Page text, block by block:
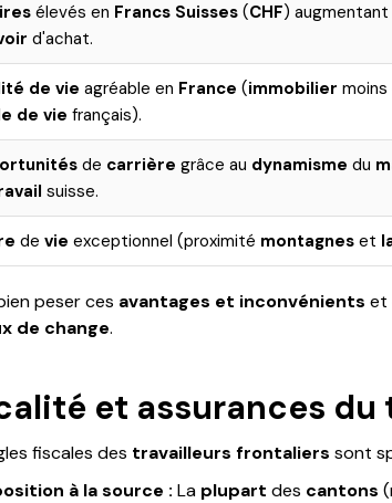
élevés en Francs Suisses (CHF) augmentant
d'achat.
de vie agréable en France (immobilier moins
de vie français).
de carrière grâce au dynamisme du
suisse.
de vie exceptionnel (proximité montagnes et
peser ces avantages et inconvénients et
de change.
et assurances
fiscales des travailleurs frontaliers sont
à la source : La plupart des cantons